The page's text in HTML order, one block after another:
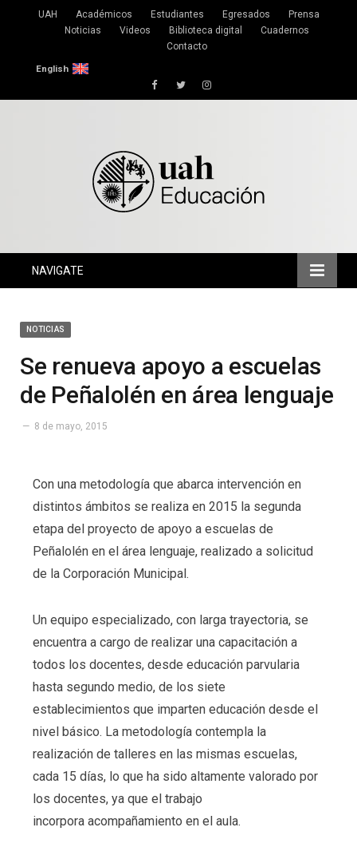
UAH Académicos Estudiantes Egresados
Prensa
Noticias
Videos Biblioteca digital
Cuadernos
Contacto
English
FacebookTwitterInstagram
NAVIGATE
NOTICIAS
Se renueva apoyo a escuelas
de Peñalolén en área lenguaje
8 de mayo, 2015
Con una metodología que abarca intervención en
distintos ámbitos se realiza en 2015 la segunda
etapa del proyecto de apoyo a escuelas de
Peñalolén en el área lenguaje, realizado a solicitud
de la Corporación Municipal.
Un equipo especializado, con larga trayectoria, se
encuentra a cargo de realizar una capacitación a
todos los docentes, desde educación parvularia
hasta segundo medio, de los siete
establecimientos que imparten educación desde el
nivel básico. La metodología contempla la
realización de talleres en las mismas escuelas,
cada 15 días, lo que ha sido altamente valorado por
los docentes, ya que el trabajo
incorpora acompañamiento en el aula.